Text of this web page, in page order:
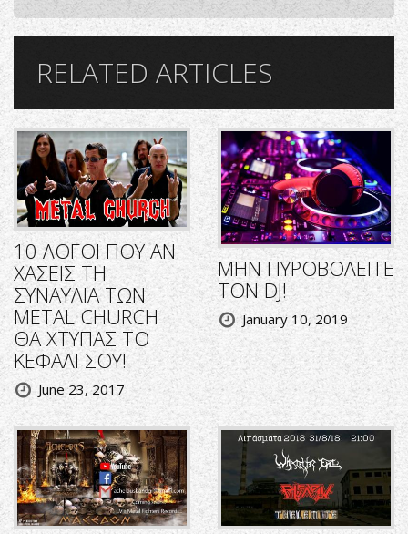
RELATED ARTICLES
10 ΛΟΓΟΙ ΠΟΥ ΑΝ
ΧΑΣΕΙΣ ΤΗ
ΣΥΝΑΥΛΙΑ ΤΩΝ
METAL CHURCH
ΘΑ ΧΤΥΠΑΣ ΤΟ
ΚΕΦΑΛΙ ΣΟΥ!
June 23, 2017
ΜΗΝ ΠΥΡΟΒΟΛΕΙΤΕ
ΤΟΝ DJ!
January 10, 2019